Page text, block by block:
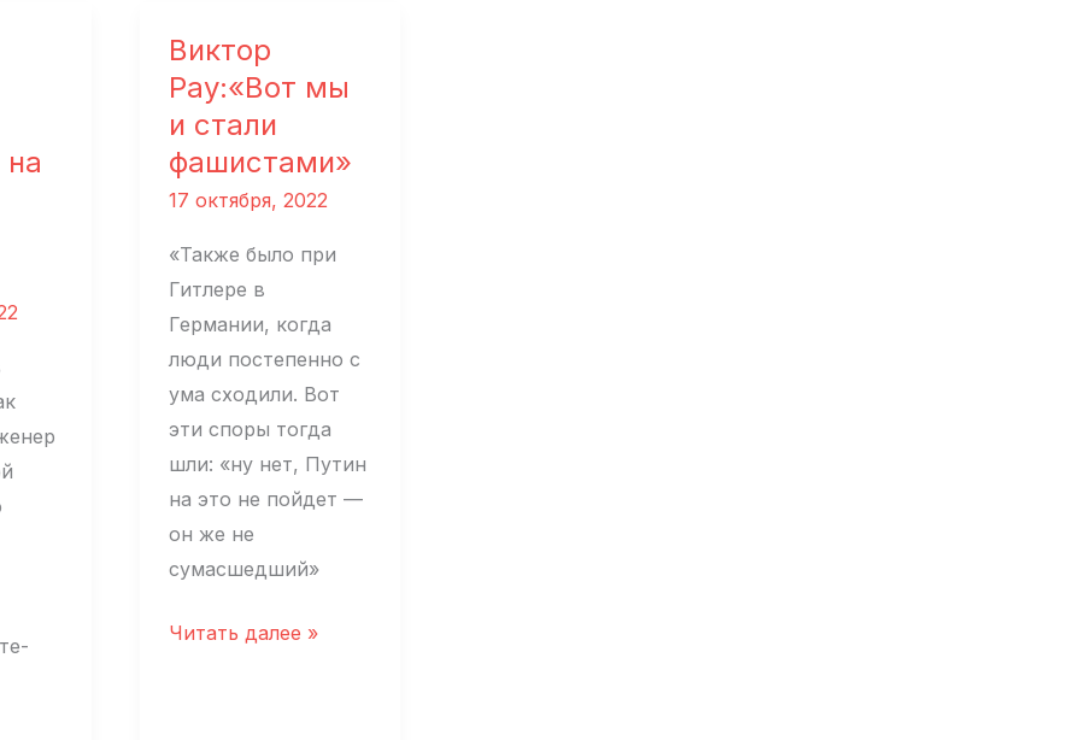
на
Виктор
Рау:«Вот мы
и стали
фашистами»
17 октября, 2022
«Также было при
Гитлере в
Германии, когда
люди постепенно с
ума сходили. Вот
эти споры тогда
шли: «ну нет, Путин
на это не пойдет —
он же не
сумасшедший»
Виктор
Читать далее »